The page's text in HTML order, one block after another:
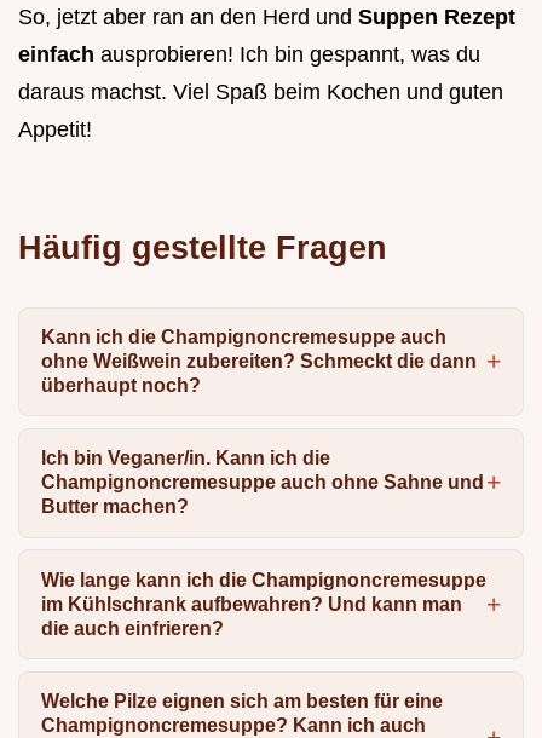
So, jetzt aber ran an den Herd und Suppen Rezept
einfach ausprobieren! Ich bin gespannt, was du
daraus machst. Viel Spaß beim Kochen und guten
Appetit!
Häufig gestellte Fragen
Kann ich die Champignoncremesuppe auch
ohne Weißwein zubereiten? Schmeckt die dann
überhaupt noch?
Ich bin Veganer/in. Kann ich die
Champignoncremesuppe auch ohne Sahne und
Butter machen?
Wie lange kann ich die Champignoncremesuppe
im Kühlschrank aufbewahren? Und kann man
die auch einfrieren?
Welche Pilze eignen sich am besten für eine
Champignoncremesuppe? Kann ich auch